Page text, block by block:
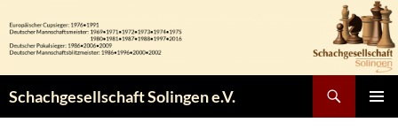
Inhalt
springen
Schachgesellschaft Solingen e.V.